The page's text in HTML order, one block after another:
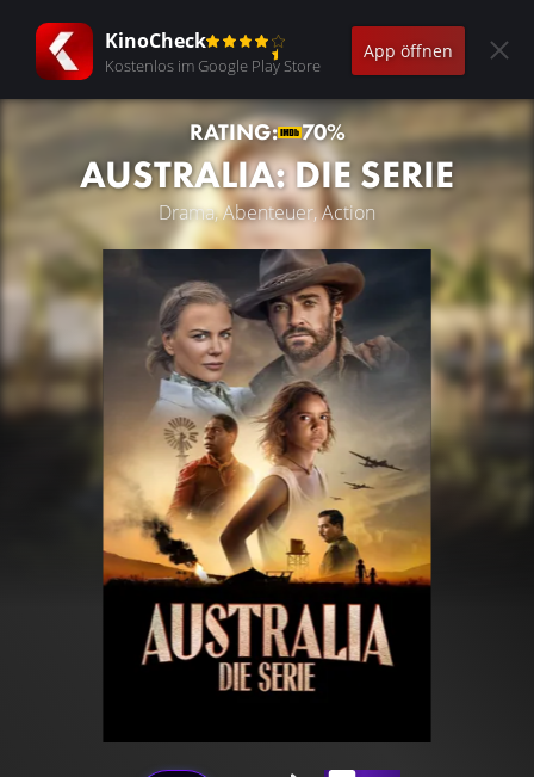
KinoCheck
Kostenlos im Google Play Store
App öffnen
RATING: 70%
AUSTRALIA: DIE SERIE
Drama, Abenteuer, Action